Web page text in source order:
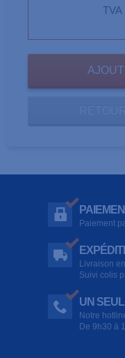
TVA
Paiement
Livraison
Suivi colis
UN
Notre
De 9h30 à